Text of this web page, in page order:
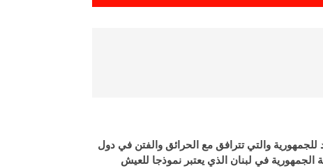
للجمهورية والتي تترافق مع الحرائق والفتن في دول
الجمهورية في لبنان الذي يعتبر نموذجا للعيش